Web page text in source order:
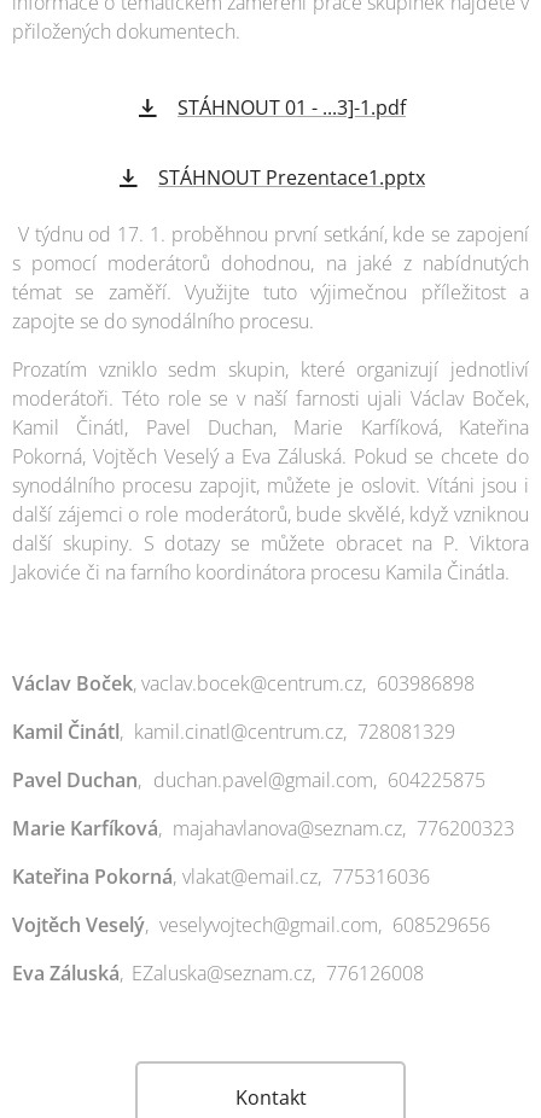
přiložených dokumentech.
STÁHNOUT 01 - ...3]-1.pdf
STÁHNOUT Prezentace1.pptx
V týdnu od 17. 1. proběhnou první setkání, kde se zapojení
s pomocí moderátorů dohodnou, na jaké z nabídnutých
témat se zaměří. Využijte tuto výjimečnou příležitost a
zapojte se do synodálního procesu.
Prozatím vzniklo sedm skupin, které organizují jednotliví
moderátoři. Této role se v naší farnosti ujali Václav Boček,
Kamil Činátl, Pavel Duchan, Marie Karfíková, Kateřina
Pokorná, Vojtěch Veselý a Eva Záluská. Pokud se chcete do
synodálního procesu zapojit, můžete je oslovit. Vítáni jsou i
další zájemci o role moderátorů, bude skvělé, když vzniknou
další skupiny. S dotazy se můžete obracet na P. Viktora
Jakoviće či na farního koordinátora procesu Kamila Činátla.
Václav Boček,vaclav.bocek@centrum.cz, 603986898
Kamil Činátl, kamil.cinatl@centrum.cz, 728081329
Pavel Duchan, duchan.pavel@gmail.com, 604225875
Marie Karfíková, majahavlanova@seznam.cz, 776200323
Kateřina Pokorná, vlakat@email.cz, 775316036
Vojtěch Veselý, veselyvojtech@gmail.com, 608529656
Eva Záluská, EZaluska@seznam.cz, 776126008
Kontakt